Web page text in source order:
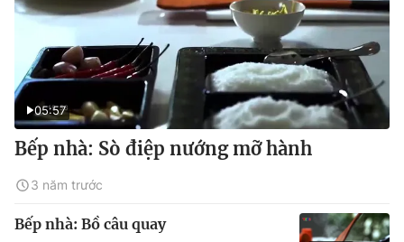
05:57
Bếp nhà: Sò điệp nướng mỡ hành
3 năm trước
Bếp nhà: Bồ câu quay